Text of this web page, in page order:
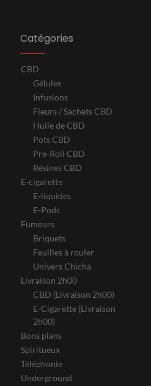
Catégories
CBD
Gélules
Infusions
Fleurs / Sachets CBD
Huile de CBD
Pots CBD
Pre-Roll CBD
Résines CBD
E-cigarette
E-liquides
E-Pods
Fumeurs
Briquets
Feuilles à rouler
Univers Chicha
Livraison 2h00
CBD (Livraison 2h00)
E-Cigarette (Livraison
2h00)
Bons plans
Spiritueux
Téléphonie
Underground